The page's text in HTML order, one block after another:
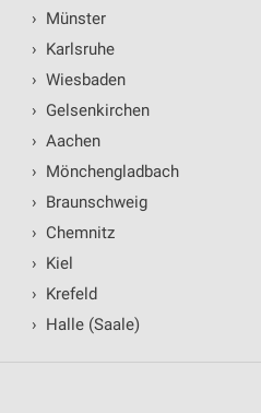
› Münster
› Karlsruhe
› Wiesbaden
› Gelsenkirchen
› Aachen
› Mönchengladbach
› Braunschweig
› Chemnitz
› Kiel
› Krefeld
› Halle (Saale)